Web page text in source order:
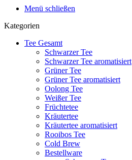
Menü schließen
Kategorien
Tee Gesamt
Schwarzer Tee
Schwarzer Tee aromatisiert
Grüner Tee
Grüner Tee aromatisiert
Oolong Tee
Weißer Tee
Früchtetee
Kräutertee
Kräutertee aromatisiert
Rooibos Tee
Cold Brew
Bestellware